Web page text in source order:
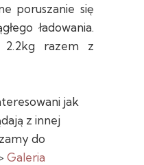
poruszanie się
ładowania.
2.2kg razem z
jak
z innej
do
Galeria